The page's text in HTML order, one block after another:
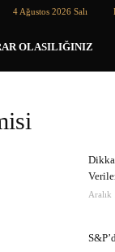
4 Ağustos 2026 Salı
OLASILIĞINIZ
Aralık